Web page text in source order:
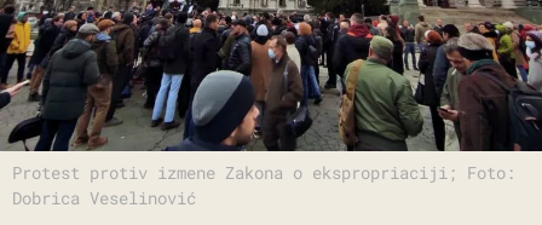
Protest protiv izmene Zakona o ekspropriaciji; Foto:
Dobrica Veselinović